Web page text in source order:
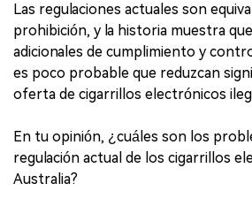
Las regulaciones actuales son
prohibición, y la historia muestra
adicionales de cumplimiento y
es poco probable que reduzcan
oferta de cigarrillos electrónicos
En tu opinión, ¿cuáles son los
regulación actual de los cigarrillos
Australia?